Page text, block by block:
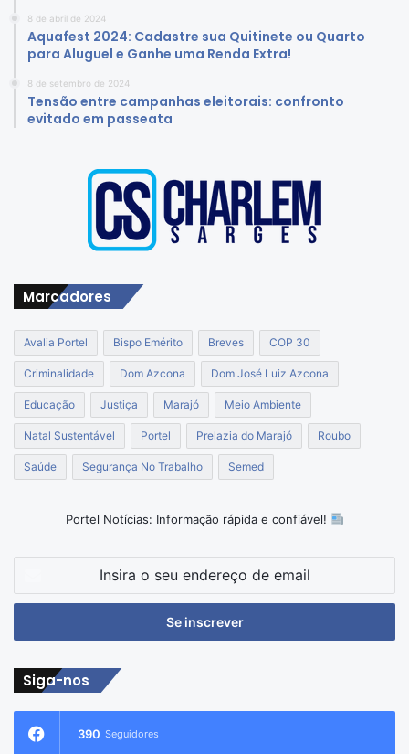
8 de abril de 2024
Aquafest 2024: Cadastre sua Quitinete ou Quarto
para Aluguel e Ganhe uma Renda Extra!
8 de setembro de 2024
Tensão entre campanhas eleitorais: confronto
evitado em passeata
Marcadores
Avalia Portel Bispo Emérito Breves COP 30
Criminalidade Dom Azcona Dom José Luiz Azcona
Educação Justiça Marajó Meio Ambiente
Natal Sustentável Portel Prelazia do Marajó Roubo
Saúde Segurança No Trabalho Semed
Portel Notícias: Informação rápida e confiável!
seu
de
Siga-nos
390 Seguidores